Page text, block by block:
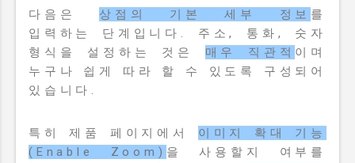
다음은 상점의 기본 세부 정보 를
입력하는 단계입니다. 주소, 통화, 숫자
형식을 설정하는 것은 매우 직관적 이며
누구나 쉽게 따라 할 수 있도록 구성되어
있습니다.
특히 제품 페이지에서 이미지 확대 기능
(Enable Zoom) 을 사용할지 여부를